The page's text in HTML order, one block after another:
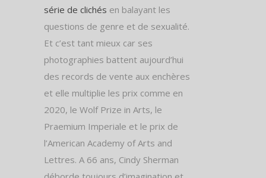
série de clichés en balayant les
questions de genre et de sexualité.
Et c’est tant mieux car ses
photographies battent aujourd’hui
des records de vente aux enchères
et elle multiplie les prix comme en
2020, le Wolf Prize in Arts, le
Praemium Imperiale et le prix de
l’American Academy of Arts and
Lettres. A 66 ans, Cindy Sherman